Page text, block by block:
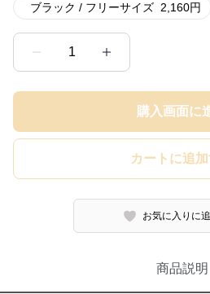
ブラック / フリーサイズ 2,160円
1
購入画面に
カートに追
お気に入りに
商品説明